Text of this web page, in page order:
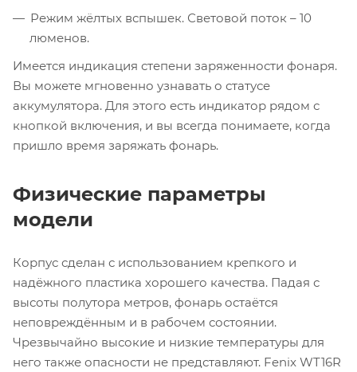
Режим жёлтых вспышек. Световой поток – 10
люменов.
Имеется индикация степени заряженности фонаря.
Вы можете мгновенно узнавать о статусе
аккумулятора. Для этого есть индикатор рядом с
кнопкой включения, и вы всегда понимаете, когда
пришло время заряжать фонарь.
Физические параметры
модели
Корпус сделан с использованием крепкого и
надёжного пластика хорошего качества. Падая с
высоты полутора метров, фонарь остаётся
неповреждённым и в рабочем состоянии.
Чрезвычайно высокие и низкие температуры для
него также опасности не представляют. Fenix WT16R